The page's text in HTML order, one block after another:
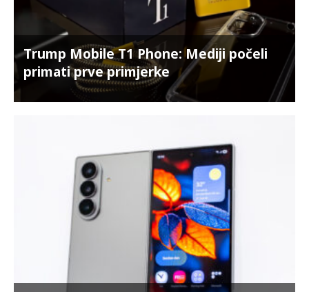
Trump Mobile T1 Phone: Mediji počeli
primati prve primjerke